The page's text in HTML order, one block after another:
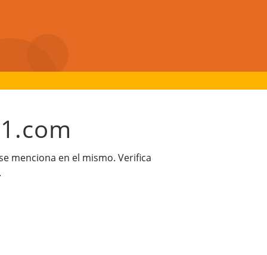
menciona en el mismo. Verifica